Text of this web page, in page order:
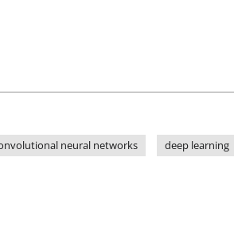
neural networks deep learning